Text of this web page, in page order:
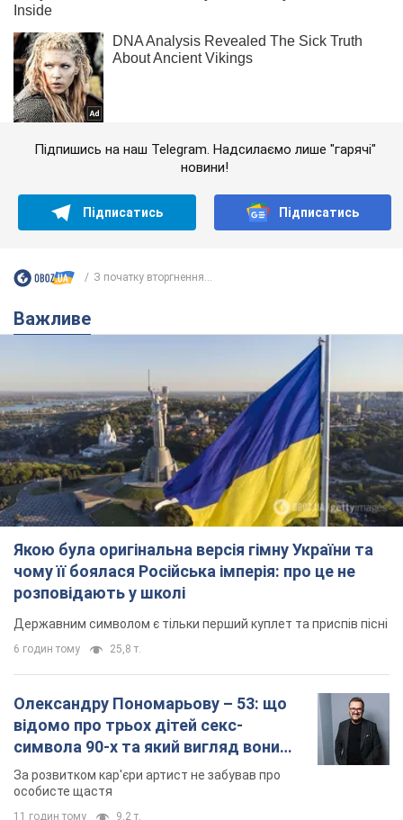
Підпишись на наш Telegram. Надсилаємо лише "гарячі"
новини!
Підписатись Підписатись
З початку вторгнення...
Важливе
Якою була оригінальна версія гімну України та
чому її боялася Російська імперія: про це не
розповідають у школі
Державним символом є тільки перший куплет та приспів пісні
6 годин тому 25,8 т.
Олександру Пономарьову – 53: що
відомо про трьох дітей секс-
символа 90-х та який вигляд вони
мають
За розвитком кар'єри артист не забував про
особисте щастя
11 годин тому 9,2 т.